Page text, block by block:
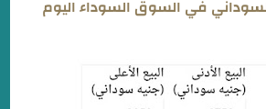
في السوق السوداء اليوم